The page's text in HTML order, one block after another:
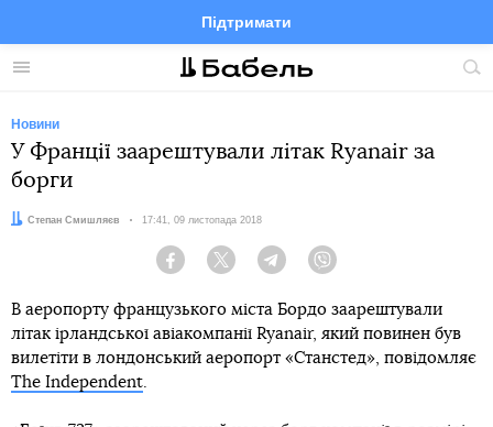
Меню
Підтримати
FacebookTelegramTwitter
Новини
У Франції заарештували літак Ryanair за
борги
Автор:
Степан Смишляєв Дата:
17:41, 09 листопада 2018
Facebook Twitter Telegram
В аеропорту французького міста Бордо заарештували
літак ірландської авіакомпанії Ryanair, який повинен був
вилетіти в лондонський аеропорт «Станстед», повідомляє
The Independent.